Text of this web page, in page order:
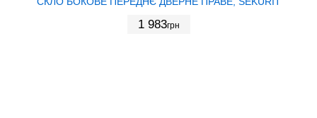
1 983грн